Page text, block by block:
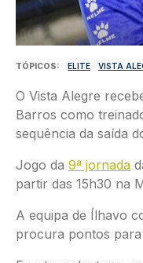
TÓPICOS ELITE VISTA
O Vista Alegre
Barros como
sequência da saída
Jogo da 9ª jornada
partir das 15h30 na
A equipa de Ílhavo
procura pontos